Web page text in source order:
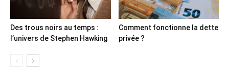
Des trous noirs au temps :
l’univers de Stephen Hawking
Comment fonctionne la dette
privée ?